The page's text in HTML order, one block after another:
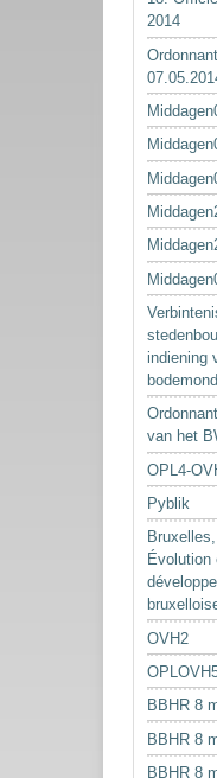
2014
indiening
van het
OPL4-
Pyblik
Évolution
OVH2
BBHR 8
BBHR 8
BBHR 8